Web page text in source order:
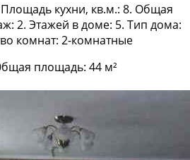
кухни, кв.м.: 8. Общая
2. Этажей в доме: 5. Тип дома:
комнат: 2-комнатные
площадь: 44 м²